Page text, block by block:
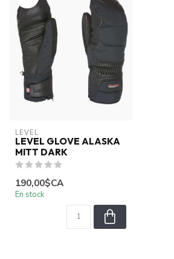
LEVEL
LEVEL GLOVE ALASKA
MITT DARK
190,00$CA
En stock